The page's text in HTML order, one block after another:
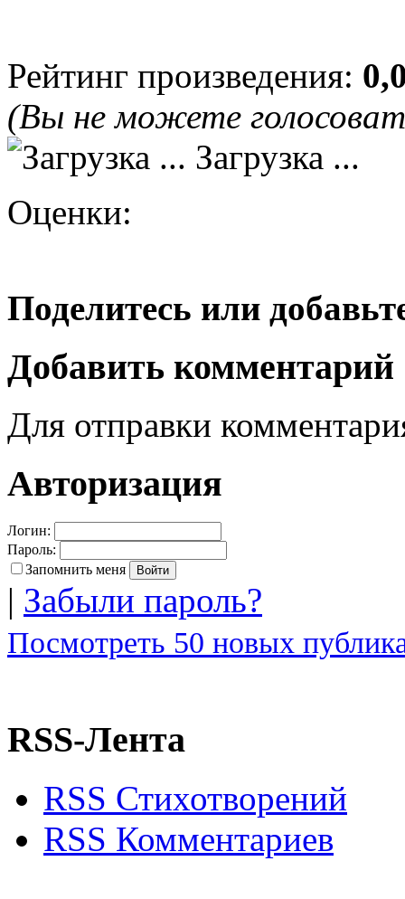
Рейтинг произведения:
(Вы не можете
Загрузка ...
Оценки:
Поделитесь или
Добавить комментарий
Для отправки
Авторизация
Логин:
Пароль:
Запомнить меня
| Забыли пароль?
Посмотреть 50 новых
RSS-Лента
RSS Стихотворений
RSS Комментариев